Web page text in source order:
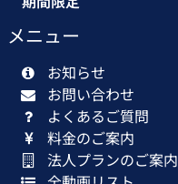
メニュー
お知らせ
お問い合わせ
よくあるご質問
料金のご案内
法人プランのご案内